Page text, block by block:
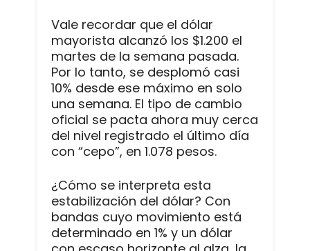
Vale recordar que el dólar
mayorista alcanzó los $1.200 el
martes de la semana pasada.
Por lo tanto, se desplomó casi
10% desde ese máximo en solo
una semana. El tipo de cambio
oficial se pacta ahora muy cerca
del nivel registrado el último día
con “cepo”, en 1.078 pesos.
¿Cómo se interpreta esta
estabilización del dólar? Con
bandas cuyo movimiento está
determinado en 1% y un dólar